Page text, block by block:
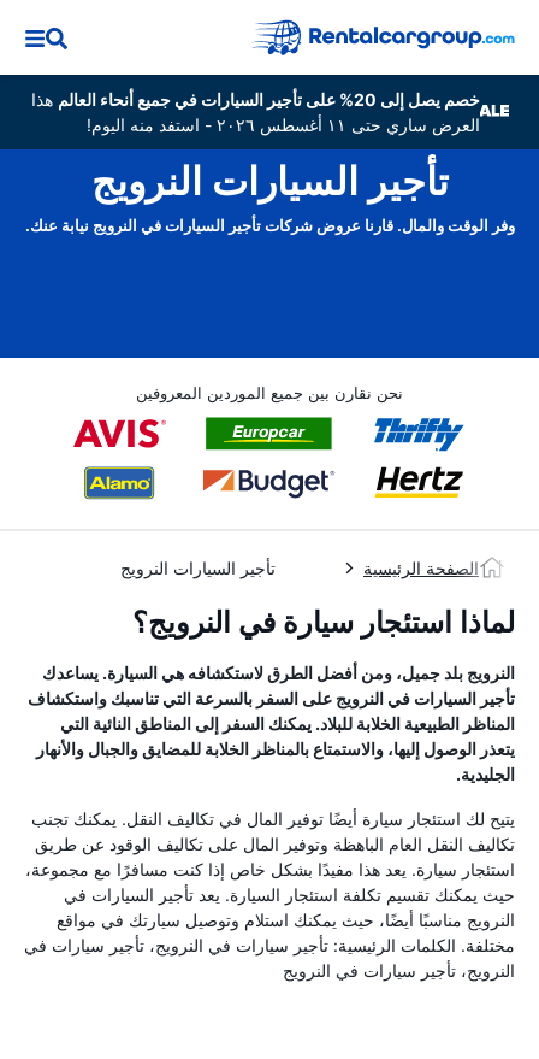
خصم يصل إلى 20% على تأجير السيارات في جميع أنحاء العالم
هذا
العرض ساري حتى ١١ أغسطس ٢٠٢٦ - استفد منه اليوم!
تأجير السيارات النرويج
وفر الوقت والمال. قارنا عروض شركات تأجير السيارات في النرويج نيابة عنك.
نحن نقارن بين جميع الموردين المعروفين
الصفحة الرئيسية تأجير السيارات النرويج
لماذا استئجار سيارة في النرويج؟
النرويج بلد جميل، ومن أفضل الطرق لاستكشافه هي السيارة. يساعدك
تأجير السيارات في النرويج على السفر بالسرعة التي تناسبك واستكشاف
المناظر الطبيعية الخلابة للبلاد. يمكنك السفر إلى المناطق النائية التي
يتعذر الوصول إليها، والاستمتاع بالمناظر الخلابة للمضايق والجبال والأنهار
الجليدية.
يتيح لك استئجار سيارة أيضًا توفير المال في تكاليف النقل. يمكنك تجنب
تكاليف النقل العام الباهظة وتوفير المال على تكاليف الوقود عن طريق
استئجار سيارة. يعد هذا مفيدًا بشكل خاص إذا كنت مسافرًا مع مجموعة،
حيث يمكنك تقسيم تكلفة استئجار السيارة. يعد تأجير السيارات في
النرويج مناسبًا أيضًا، حيث يمكنك استلام وتوصيل سيارتك في مواقع
مختلفة. الكلمات الرئيسية: تأجير سيارات في النرويج، تأجير سيارات في
النرويج، تأجير سيارات في النرويج